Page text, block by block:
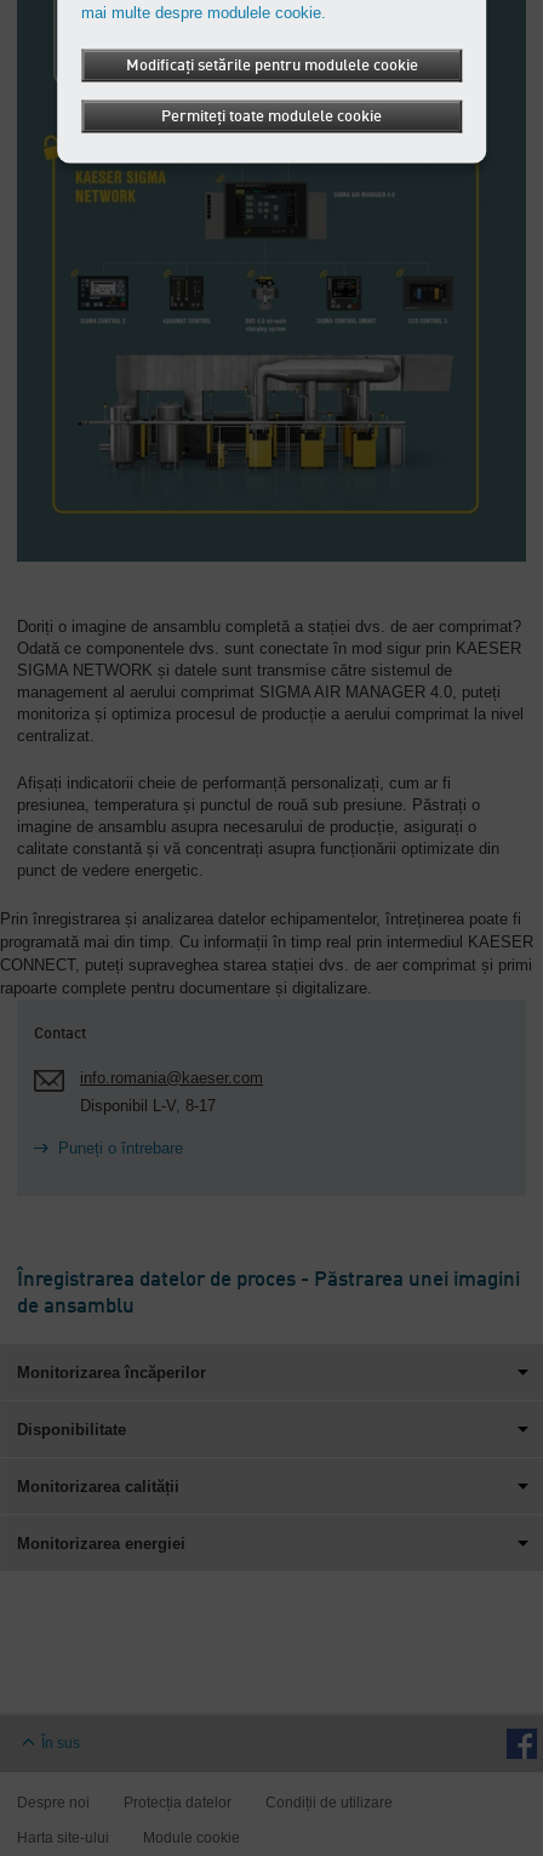
Doriți o imagine de ansamblu completă a stației dvs. de aer comprimat?
Odată ce componentele dvs. sunt conectate în mod sigur prin KAESER
SIGMA NETWORK și datele sunt transmise către sistemul de
management al aerului comprimat SIGMA AIR MANAGER 4.0, puteți
monitoriza și optimiza procesul de producție a aerului comprimat la nivel
centralizat.
Afișați indicatorii cheie de performanță personalizați, cum ar fi
presiunea, temperatura și punctul de rouă sub presiune. Păstrați o
imagine de ansamblu asupra necesarului de producție, asigurați o
calitate constantă și vă concentrați asupra funcționării optimizate din
punct de vedere energetic.
Prin înregistrarea și analizarea datelor echipamentelor, întreținerea poate fi
programată mai din timp. Cu informații în timp real prin intermediul KAESER
CONNECT, puteți supraveghea starea stației dvs. de aer comprimat și primi
rapoarte complete pentru documentare și digitalizare.
Contact
info.romania@kaeser.com
Disponibil L-V, 8-17
Puneți o întrebare
Înregistrarea datelor de proces - Păstrarea unei imagini
de ansamblu
Monitorizarea încăperilor
Disponibilitate
Monitorizarea calității
Monitorizarea energiei
În sus
Despre noi Protecția datelor Condiții de utilizare
Harta site-ului Module cookie
mai multe despre modulele cookie.
Modificați setările pentru modulele cookie
Permiteți toate modulele cookie